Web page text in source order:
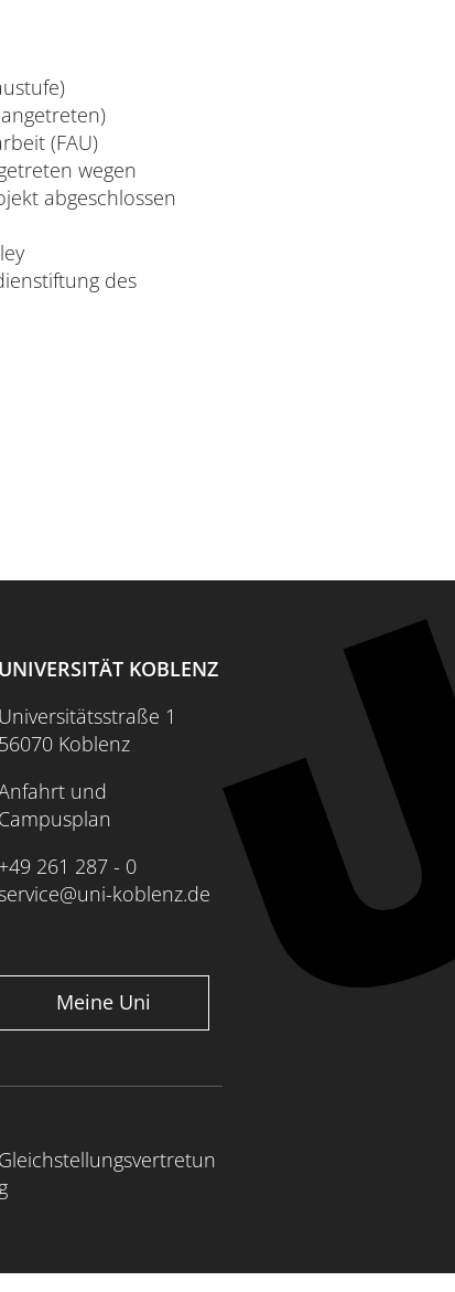
(FAU)
wegen
abgeschlossen
des
UNIVERSITÄT KOBLENZ
Universitätsstraße 1
56070 Koblenz
und
Campusplan
+49 261 287 - 0
service@uni-koblenz.de
Meine Uni
Gleichstellungsvertretun